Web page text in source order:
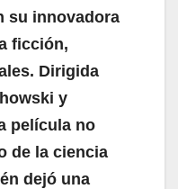
su innovadora
ficción,
Dirigida
y
película no
de la ciencia
dejó una